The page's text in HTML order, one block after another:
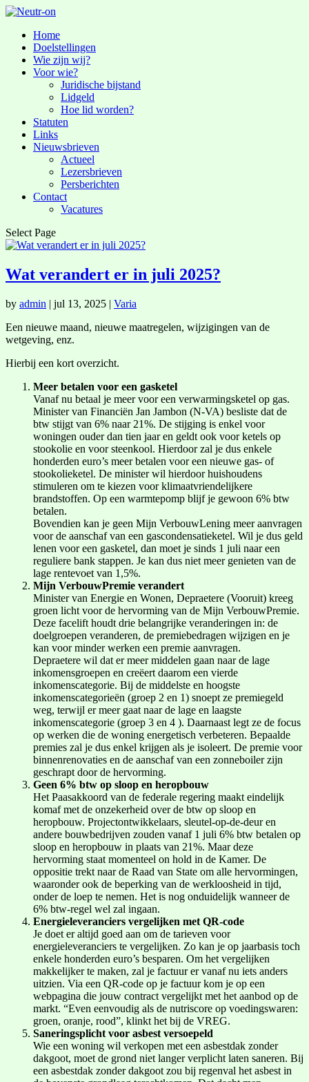
Home
Doelstellingen
Wie zijn wij?
Voor wie?
Juridische bijstand
Lidgeld
Hoe lid worden?
Statuten
Links
Nieuwsbrieven
Actueel
Lezersbrieven
Persberichten
Contact
Vacatures
Select Page
Wat verandert er in juli 2025?
by admin | jul 13, 2025 | Varia
Een nieuwe maand, nieuwe maatregelen, wijzigingen van de
wetgeving, enz.
Hierbij een kort overzicht.
Meer betalen voor een gasketel
Vanaf nu betaal je meer voor een verwarmingsketel op gas.
Minister van Financiën Jan Jambon (N-VA) besliste dat de
btw stijgt van 6% naar 21%. De stijging is enkel voor
woningen ouder dan tien jaar en geldt ook voor ketels op
stookolie en voor steenkool. Hierdoor zal je dus enkele
honderden euro’s meer betalen voor een nieuwe gas- of
stookolieketel. De minister wil hierdoor huishoudens
stimuleren om te kiezen voor klimaatvriendelijkere
brandstoffen. Op een warmtepomp blijf je gewoon 6% btw
betalen.
Bovendien kan je geen Mijn VerbouwLening meer aanvragen
voor de aanschaf van een gascondensatieketel. Wil je dus geld
lenen voor een gasketel, dan moet je sinds 1 juli naar een
reguliere bank stappen. Je kan dus niet meer genieten van de
lage rentevoet van 1,5%.
Mijn VerbouwPremie verandert
Minister van Energie en Wonen, Depraetere (Vooruit) kreeg
groen licht voor de hervorming van de Mijn VerbouwPremie.
Deze facelift houdt drie belangrijke veranderingen in: de
doelgroepen veranderen, de premiebedragen wijzigen en je
kan voor minder werken een premie aanvragen.
Depraetere wil dat er meer middelen gaan naar de lage
inkomensgroepen en creëert daarom een vierde
inkomenscategorie. Bij de middelste en hoogste
inkomenscategorieën (groep 2 en 1) snoept ze premiegeld
weg, terwijl er meer gaat naar de lage en laagste
inkomenscategorie (groep 3 en 4 ). Daarnaast legt ze de focus
op werken die de woning energetisch verbeteren. Bepaalde
premies zal je dus enkel krijgen als je isoleert. De premie voor
binnenrenovaties en de aanschaf van een zonneboiler zijn
geschrapt door de hervorming.
Geen 6% btw op sloop en heropbouw
Het Paasakkoord van de federale regering maakt eindelijk
komaf met de onzekerheid over de btw op sloop en
heropbouw. Projectontwikkelaars, sleutel-op-de-deur en
andere bouwbedrijven zouden vanaf 1 juli 6% btw betalen op
sloop en heropbouw in plaats van 21%. Maar deze
hervorming staat momenteel on hold in de Kamer. De
oppositie trekt naar de Raad van State om alle hervormingen,
waaronder ook de beperking van de werkloosheid in tijd,
onder de loep te nemen. Het is nog onduidelijk wanneer de
6% btw-regel wel zal ingaan.
Energieleveranciers vergelijken met QR-code
Je doet er altijd goed aan om de tarieven voor
energieleveranciers te vergelijken. Zo kan je op jaarbasis toch
enkele honderden euro’s besparen. Om het vergelijken
makkelijker te maken, zal je factuur er vanaf nu iets anders
uitzien. Via een QR-code op je factuur kom je op een
webpagina die jouw contract vergelijkt met het aanbod op de
markt. “Even eenvoudig als de nutriscore op voedingswaren:
groen, oranje, rood”, klinkt het bij de VREG.
Saneringsplicht voor asbest versoepeld
Wie een woning wil verkopen met een asbestdak zonder
dakgoot, moet de grond niet langer verplicht laten saneren. Bij
een asbestdak zonder dakgoot zou bij regenval het asbest in